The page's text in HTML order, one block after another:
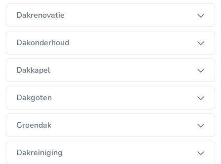
Wij maken bouwen overzichtelijk, efficiënt en
betrouwbaar !
Dakrenovatie
Dakonderhoud
Dakkapel
Dakgoten
Groendak
Dakreiniging